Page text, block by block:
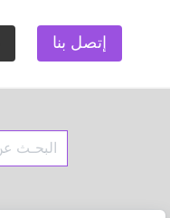
إتصل بنا
Search